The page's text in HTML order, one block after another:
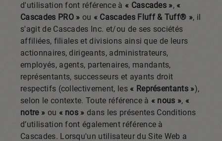
d'utilisation font référence à « Cascades », «
Cascades PRO » ou « Cascades Fluff & Tuff® », il
s'agit de Cascades Inc. et/ou de ses sociétés
affiliées, filiales et divisions ainsi que de leurs
actionnaires, dirigeants, administrateurs,
employés, agents, partenaires, mandants,
représentants, successeurs et ayants droit
respectifs (collectivement, les « Représentants »),
selon le contexte. Toute référence à « nous », «
notre » ou « nos » dans les présentes Conditions
d’utilisation font également référence à
Cascades. Lorsqu'un utilisateur du Site Web a